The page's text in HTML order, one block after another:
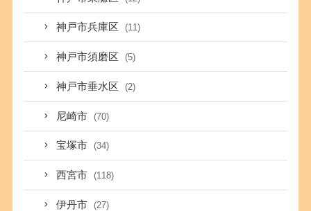
神戸市兵庫区 (11)
神戸市須磨区 (5)
神戸市垂水区 (2)
尼崎市 (70)
宝塚市 (34)
西宮市 (118)
伊丹市 (27)